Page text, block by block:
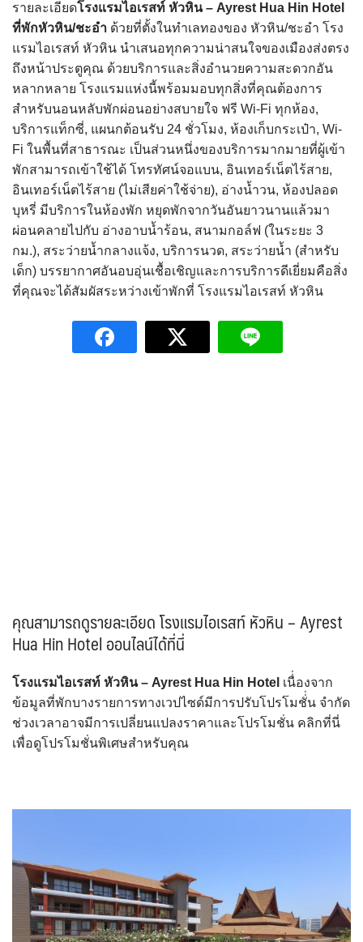
รายละเอียดโรงแรมไอเรสท์ หัวหิน – Ayrest Hua Hin Hotel
ที่พักหัวหิน/ชะอำ ด้วยที่ตั้งในทำเลทองของ หัวหิน/ชะอำ โรง
แรมไอเรสท์ หัวหิน นำเสนอทุกความน่าสนใจของเมืองส่งตรง
ถึงหน้าประตูคุณ ด้วยบริการและสิ่งอำนวยความสะดวกอัน
หลากหลาย โรงแรมแห่งนี้พร้อมมอบทุกสิ่งที่คุณต้องการ
สำหรับนอนหลับพักผ่อนอย่างสบายใจ ฟรี Wi-Fi ทุกห้อง,
บริการแท็กซี่, แผนกต้อนรับ 24 ชั่วโมง, ห้องเก็บกระเป๋า, Wi-
Fi ในพื้นที่สาธารณะ เป็นส่วนหนึ่งของบริการมากมายที่ผู้เข้า
พักสามารถเข้าใช้ได้ โทรทัศน์จอแบน, อินเทอร์เน็ตไร้สาย,
อินเทอร์เน็ตไร้สาย (ไม่เสียค่าใช้จ่าย), อ่างน้ำวน, ห้องปลอด
บุหรี่ มีบริการในห้องพัก หยุดพักจากวันอันยาวนานแล้วมา
ผ่อนคลายไปกับ อ่างอาบน้ำร้อน, สนามกอล์ฟ (ในระยะ 3
กม.), สระว่ายน้ำกลางแจ้ง, บริการนวด, สระว่ายน้ำ (สำหรับ
เด็ก) บรรยากาศอันอบอุ่นเชื้อเชิญและการบริการดีเยี่ยมคือสิ่ง
ที่คุณจะได้สัมผัสระหว่างเข้าพักที่ โรงแรมไอเรสท์ หัวหิน
คุณสามารถดูรายละเอียด โรงแรมไอเรสท์ หัวหิน – Ayrest
Hua Hin Hotel ออนไลน์ได้ที่นี่
โรงแรมไอเรสท์ หัวหิน – Ayrest Hua Hin Hotel เนื่่องจาก
ข้อมูลที่พักบางรายการทางเวปไซด์มีการปรับโปรโมชั่่น จำกัด
ช่วงเวลาอาจมีการเปลี่ยนแปลงราคาและโปรโมชั่น คลิกที่นี่
เพื่อดูโปรโมชั่นพิเศษสำหรับคุณ